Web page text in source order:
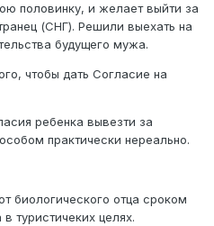
половинку, и желает выйти за
(СНГ). Решили выехать на
будущего мужа.
чтобы дать Согласие на
ребенка вывезти за
практически нереально.
биологического отца сроком
туристичеких целях.